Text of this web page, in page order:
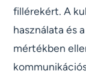
fillérekért. A
használata és
mértékben